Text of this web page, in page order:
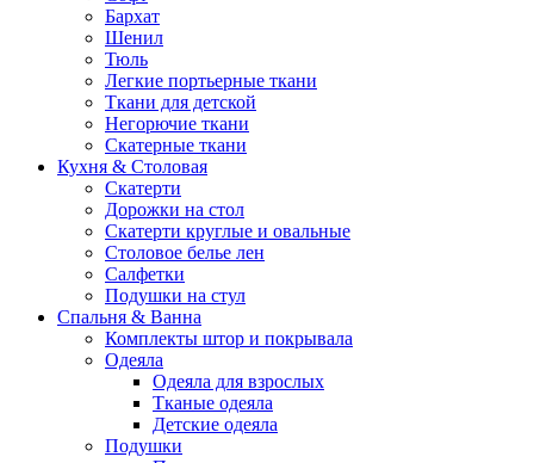
Бархат
Шенил
Тюль
Легкие портьерные ткани
Ткани для детской
Негорючие ткани
Скатерные ткани
Кухня & Столовая
Скатерти
Дорожки на стол
Скатерти круглые и овальные
Столовое белье лен
Салфетки
Подушки на стул
Спальня & Ванна
Комплекты штор и покрывала
Одеяла
Одеяла для взрослых
Тканые одеяла
Детские одеяла
Подушки